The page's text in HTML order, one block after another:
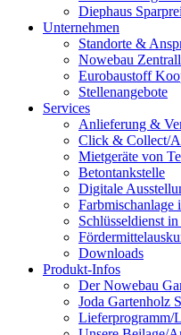
Diephaus
Unternehmen
Standorte &
Nowebau
Eurobaustoff
Stellenangebote
Services
Anlieferung &
Click & Collect/
Mietgeräte von
Betontankstelle
Digitale
Farbmischanlage
Schlüsseldienst
Downloads
Produkt-Infos
Der Nowebau
Joda Gartenholz
Lieferprogramm/